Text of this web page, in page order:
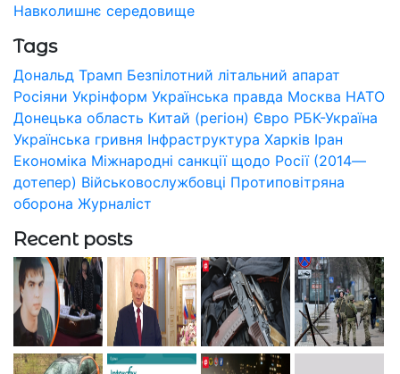
Навколишнє середовище
Tags
Дональд Трамп Безпілотний літальний апарат
Росіяни Укрінформ Українська правда Москва НАТО
Донецька область Китай (регіон) Євро РБК-Україна
Українська гривня Інфраструктура Харків Іран
Економіка Міжнародні санкції щодо Росії (2014—
дотепер) Військовослужбовці Протиповітряна
оборона Журналіст
Recent posts